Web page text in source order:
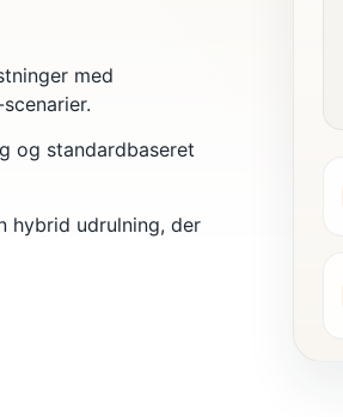
med
og standardbaseret
hybrid udrulning, der